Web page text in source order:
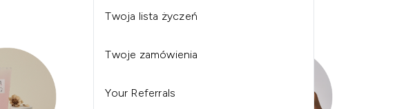
Twoja lista życzeń
Twoje zamówienia
Your Referrals